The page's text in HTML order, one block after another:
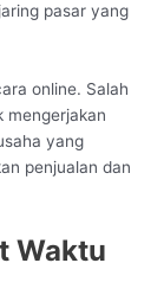
pasar yang
online. Salah
mengerjakan
yang
penjualan dan
Waktu